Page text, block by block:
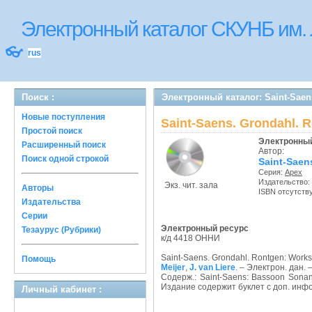
Электронный каталог СКУНБ
👓 rus
Поиск :
Новые поступления
Простой поиск
Расширенный поиск
Поиск одной строкой
Авторы
Издательства
Серии
Тезаурус (Рубрики)
Помощь
Личный кабинет :
Электронный каталог: Saint-
Saint-Saens. Grondahl.
Экз. чит. зала
Автор:
Saint-
Серия: Apex
Издательство:
ISBN
Электронный ресурс
к/д 4418 ОННИ
Saint-Saens. Grondahl. Rontgen:
Meijer, J. van Liere. – Электрон. дан.
Содерж.: Saint-Saens: Bassoon
Издание содержит буклет с доп.